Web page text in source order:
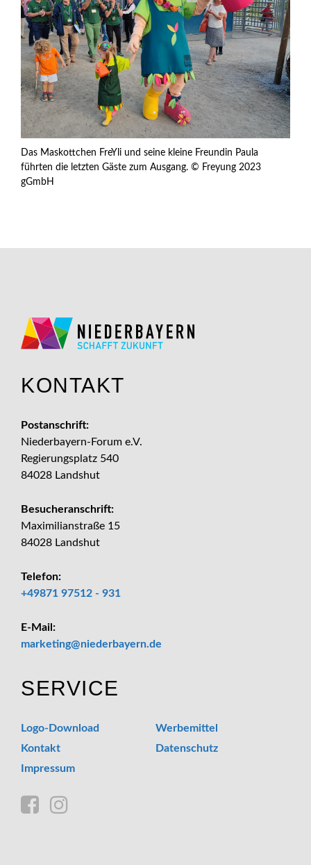
Das Maskottchen FreYli und seine kleine Freundin Paula
führten die letzten Gäste zum Ausgang. © Freyung 2023
gGmbH
KONTAKT
Postanschrift:
Niederbayern-Forum e.V.
Regierungsplatz 540
84028 Landshut
Besucheranschrift:
Maximilianstraße 15
84028 Landshut
Telefon:
+49871 97512 - 931
E-Mail:
marketing
_at_
niederbayern.de
SERVICE
Logo-Download
Werbemittel
Kontakt
Datenschutz
Impressum